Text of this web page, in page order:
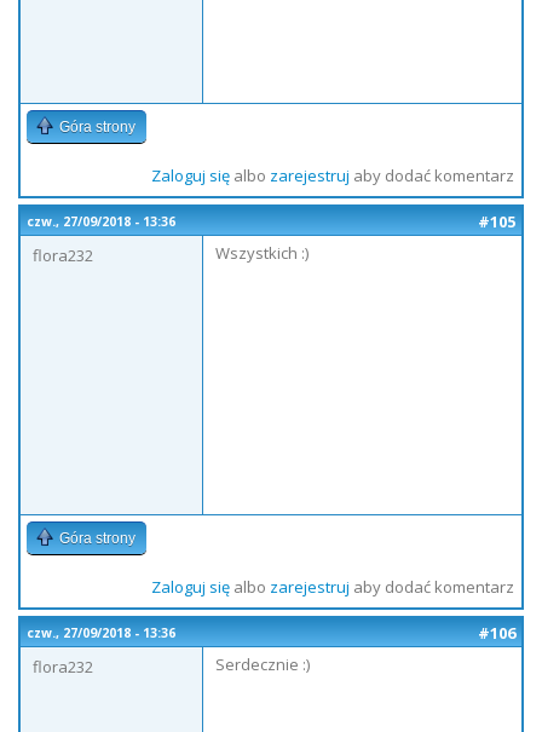
Góra strony
Zaloguj sięalbo zarejestruj aby dodać komentarz
czw., 27/09/2018 - 13:36
#105
flora232
Wszystkich :)
Góra strony
Zaloguj sięalbo zarejestruj aby dodać komentarz
czw., 27/09/2018 - 13:36
#106
flora232
Serdecznie :)